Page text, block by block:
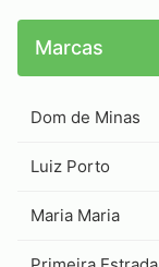
Marcas
Dom de Minas
Luiz Porto
Maria Maria